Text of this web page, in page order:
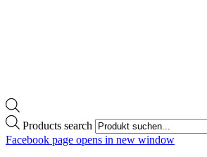
Products search
Facebook page opens in new window